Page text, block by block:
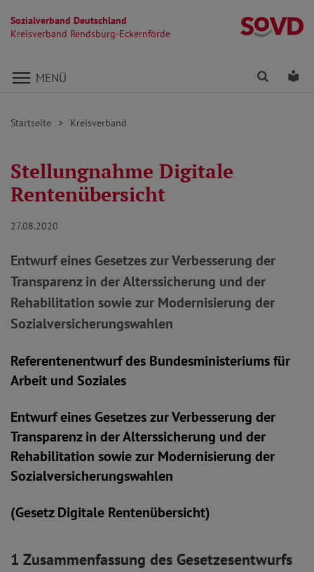
Sozialverband Deutschland
Kreisverband Rendsburg-Eckernförde
Direkt zu den Inhalten springen
MENÜ Finden
Startseite Kreisverband
Stellungnahme Digitale
Rentenübersicht
27.08.2020
Entwurf eines Gesetzes zur Verbesserung der
Transparenz in der Alterssicherung und der
Rehabilitation sowie zur Modernisierung der
Sozialversicherungswahlen
Referentenentwurf des Bundesministeriums für
Arbeit und Soziales
Entwurf eines Gesetzes zur Verbesserung der
Transparenz in der Alterssicherung und der
Rehabilitation sowie zur Modernisierung der
Sozialversicherungswahlen
(Gesetz Digitale Rentenübersicht)
1 Zusammenfassung des Gesetzesentwurfs